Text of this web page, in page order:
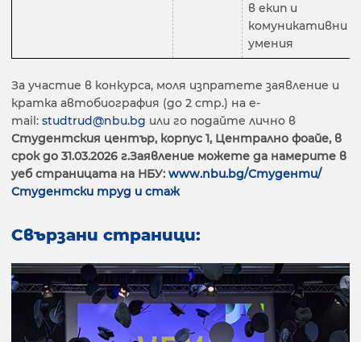
в екип и
комуникативни
умения
За участие в конкурса, моля изпратете заявление и
кратка автобиография (до 2 стр.) на e-
mail: studtrud@nbu.bg или го подайте лично в
Студентския център, корпус 1, Централно фоайе, в
срок до 31.03.2026 г.Заявление можете да намерите в
уеб страницата на НБУ: www.nbu.bg/Студенти/
Студентски труд и стаж
Свързани страници: